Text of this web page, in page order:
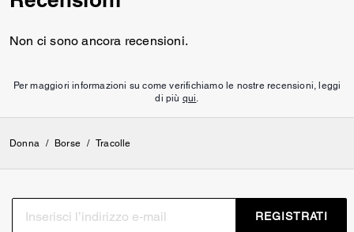
Non ci sono ancora recensioni.
Per maggiori informazioni su come verifichiamo le nostre recensioni, leggi
di più qui
Donna / Borse / Tracolle
REGISTRATI